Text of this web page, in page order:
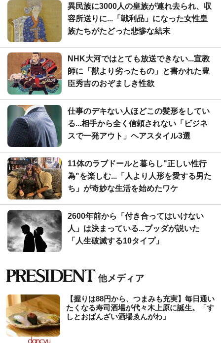
異民族に3000人の皇族が連れ去られ、収
容所送りに...「戦利品」になった女性皇
族たちがたどった悲惨な結末
NHK大河ではとても放送できない...宣教
師に「獣より劣ったもの」と書かれた豊
臣秀吉のおぞましき性欲
仕事のデキない人ほどこの髪形をしてい
る...相手から全く信頼されない「ビジネ
スで一発アウト」ヘアスタイル3選
11体のラブドールと暮らし"正しい性行
為"を楽しむ...「人より人形を愛する男た
ち」が奇妙な生活を始めたワケ
2600年前から「付き合ってはいけない
人」は決まっている...ブッダが説いた
「人生破滅する10タイプ」
【握りは88円から、つまみも充実】毎日通い
たくなる寿司酒場が代々木上原に誕生。「す
しとおばんざい酒場ゑんがわ」